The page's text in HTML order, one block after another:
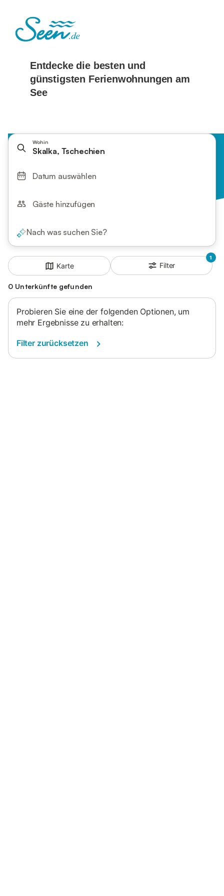
Wohin
Skalka, Tschechien
Datum auswählen
Gäste hinzufügen
Nach was suchen Sie?
Karte
1
Filter
0 Unterkünfte gefunden
Probieren Sie eine der folgenden Optionen, um
mehr Ergebnisse zu erhalten:
Filter zurücksetzen